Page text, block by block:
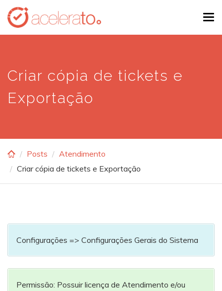
Skip
main
Criar cópia de tickets e
Exportação
Posts
Atendimento
Criar cópia de tickets e Exportação
Configurações => Configurações Gerais do Sistema
Permissão: Possuir licença de Atendimento e/ou